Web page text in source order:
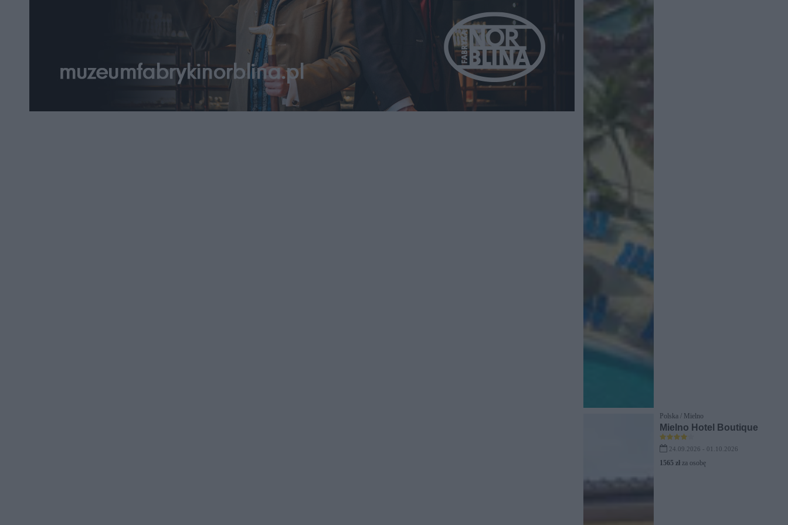
Polska / Mielno
Mielno Hotel Boutique
24.09.2026 - 01.10.2026
1565 zł za osobę